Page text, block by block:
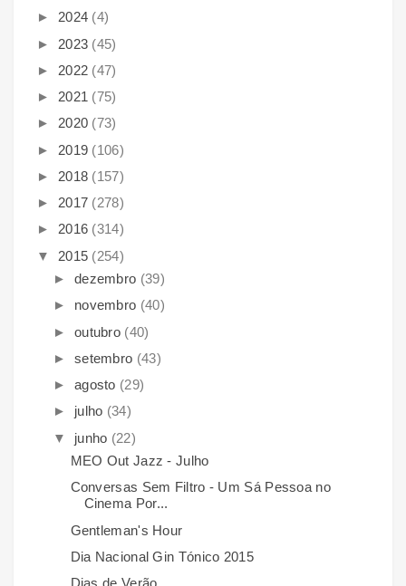
► 2024 (4)
► 2023 (45)
► 2022 (47)
► 2021 (75)
► 2020 (73)
► 2019 (106)
► 2018 (157)
► 2017 (278)
► 2016 (314)
▼ 2015 (254)
► dezembro (39)
► novembro (40)
► outubro (40)
► setembro (43)
► agosto (29)
► julho (34)
▼ junho (22)
MEO Out Jazz - Julho
Conversas Sem Filtro - Um Sá Pessoa no
Cinema Por...
Gentleman's Hour
Dia Nacional Gin Tónico 2015
Dias de Verão